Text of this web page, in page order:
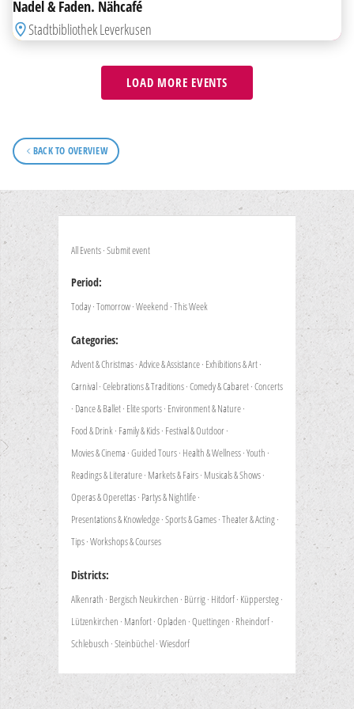
Nadel & Faden. Nähcafé
Stadtbibliothek Leverkusen
LOAD MORE EVENTS
BACK TO OVERVIEW
All Events·Submit event
Period:
Today·Tomorrow·Weekend ·This Week
Categories:
Advent & Christmas·Advice & Assistance· Exhibitions & Art·
Carnival·Celebrations & Traditions·Comedy & Cabaret·Concerts
· Dance & Ballet· Elite sports· Environment & Nature·
Food & Drink· Family & Kids· Festival & Outdoor·
Movies & Cinema ·Guided Tours· Health & Wellness·Youth ·
Readings & Literature· Markets & Fairs· Musicals & Shows·
Operas & Operettas· Partys & Nightlife·
Presentations & Knowledge·Sports & Games·Theater & Acting·
Tips·Workshops & Courses
Districts:
Alkenrath · Bergisch Neukirchen · Bürrig· Hitdorf· Küppersteg·
Lützenkirchen · Manfort·Opladen ·Quettingen · Rheindorf·
Schlebusch ·Steinbüchel·Wiesdorf